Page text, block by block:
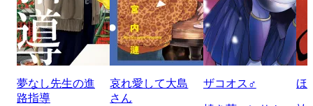
夢なし先生の進
路指導
哀れ愛して大島
さん
ザコオス♂ ほ